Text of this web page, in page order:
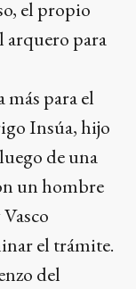
el propio
arquero para
para el
Insúa, hijo
de una
un hombre
el trámite.
del